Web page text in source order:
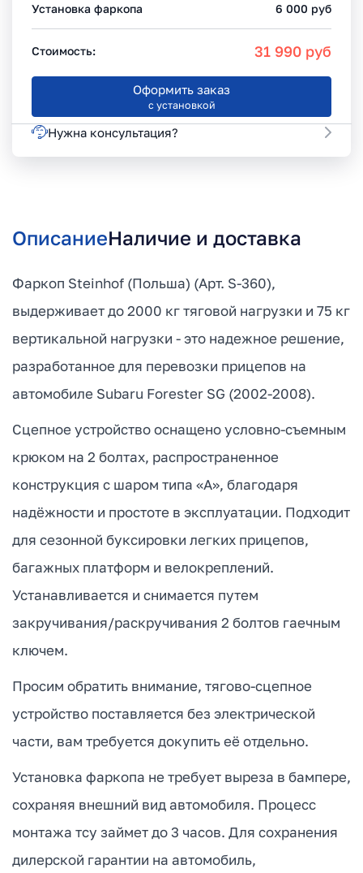
Установка фаркопа 6 000 руб
Стоимость: 31 990 руб
Оформить заказ
с установкой
Нужна консультация?
ОписаниеНаличие и доставка
Фаркоп Steinhof (Польша) (Арт. S-360),
выдерживает до 2000 кг тяговой нагрузки и 75 кг
вертикальной нагрузки - это надежное решение,
разработанное для перевозки прицепов на
автомобиле Subaru Forester SG (2002-2008).
Сцепное устройство оснащено условно-съемным
крюком на 2 болтах, распространенное
конструкция с шаром типа «А», благодаря
надёжности и простоте в эксплуатации. Подходит
для сезонной буксировки легких прицепов,
багажных платформ и велокреплений.
Устанавливается и снимается путем
закручивания/раскручивания 2 болтов гаечным
ключем.
Просим обратить внимание, тягово-сцепное
устройство поставляется без электрической
части, вам требуется докупить её отдельно.
Установка фаркопа не требует выреза в бампере,
сохраняя внешний вид автомобиля. Процесс
монтажа тсу займет до 3 часов. Для сохранения
дилерской гарантии на автомобиль,